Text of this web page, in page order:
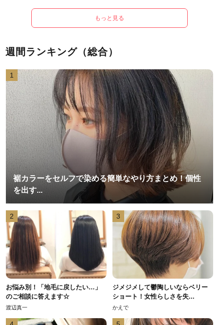
もっと見る
週間ランキング（総合）
1
裾カラーをセルフで染める簡単なやり方まとめ！個性
を出す...
2
お悩み別！「地毛に戻したい…」
のご相談に答えます☆
渡辺真一
3
ジメジメして鬱陶しいならベリー
ショート！女性らしさを失...
かえで